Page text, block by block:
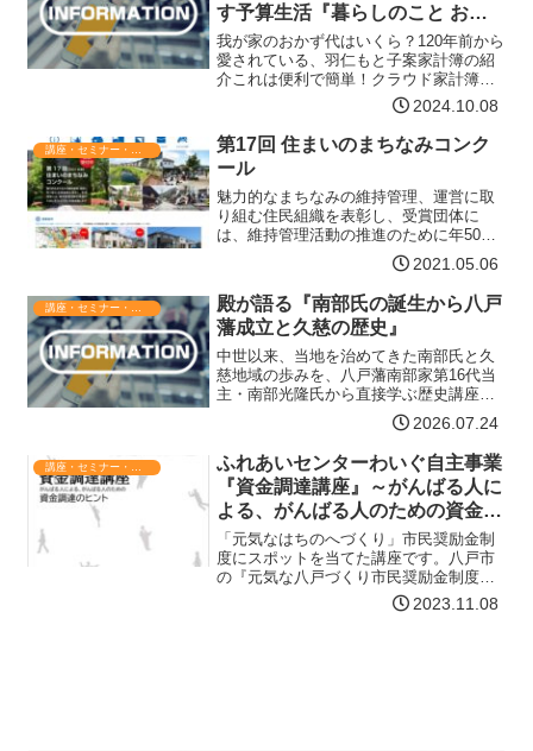
す予算生活『暮らしのこと お金
のこと』－展示とミニ講習－
我が家のおかず代はいくら？120年前から
愛されている、羽仁もと子案家計簿の紹
介これは便利で簡単！クラウド家計簿
kakei+の紹介日時11月2日(土) 10:00～
15:0011月3日(日) 10:00～14:30入場無
料。申込みは不要です。…【詳細はコチ
ラ】
2024.10.08
第17回 住まいのまちなみコンク
ール
魅力的なまちなみの維持管理、運営に取
り組む住民組織を表彰し、受賞団体に
は、維持管理活動の推進のために年50万
円を3年間支援します。趣旨人口減少社会
の中、まちの価値の落ちない、選ばれる
地域づくりが求められています。「住ま
いのまちなみ」は、地域…【詳細はコチ
ラ】
2021.05.06
講座・セミナー・表彰
殿が語る『南部氏の誕生から八戸
藩成立と久慈の歴史』
中世以来、当地を治めてきた南部氏と久
慈地域の歩みを、八戸藩南部家第16代当
主・南部光隆氏から直接学ぶ歴史講座で
す。平安末期、南部光行公が源頼朝公よ
り奥州を拝領してから830余年。歴史が大
きく動いたとき、南部氏はどのように行
動したか、そのとき…【詳細はコチラ】
2026.07.24
講座・セミナー・表彰
ふれあいセンターわいぐ自主事業
『資金調達講座』～がんばる人に
よる、がんばる人のための資金調
達のヒント～
「元気なはちのへづくり」市民奨励金制
度にスポットを当てた講座です。八戸市
の『元気な八戸づくり市民奨励金制度』
をご存じですか？市民奨励金制度とは、
市民活動や地域コミュニティ活動など、
2023.11.08